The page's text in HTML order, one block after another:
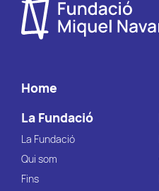
Home
La Fundació
La Fundació
Qui som
Fins